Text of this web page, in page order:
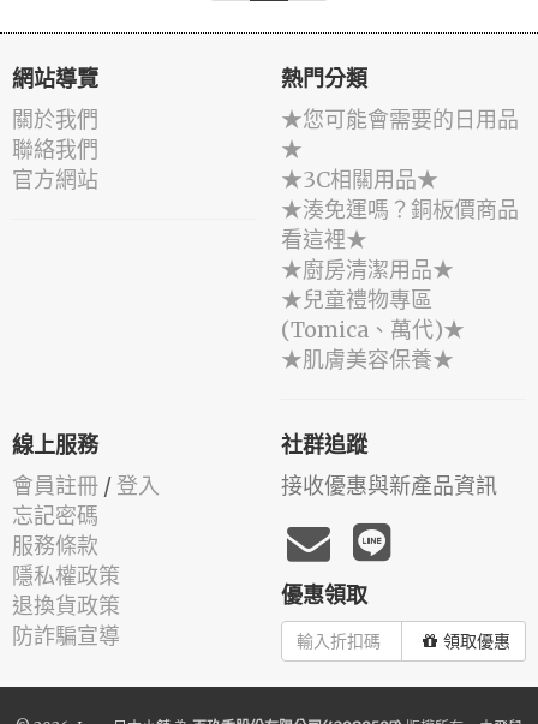
網站導覽
關於我們
聯絡我們
官方網站
熱門分類
★您可能會需要的日用品
★
★3C相關用品★
★湊免運嗎？銅板價商品
看這裡★
★廚房清潔用品★
★兒童禮物專區
(Tomica、萬代)★
★肌膚美容保養★
線上服務
會員註冊 / 登入
忘記密碼
服務條款
隱私權政策
退換貨政策
防詐騙宣導
社群追蹤
接收優惠與新產品資訊
優惠領取
領取優惠